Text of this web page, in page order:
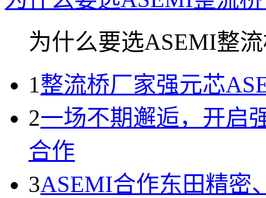
为什么要选ASEMI整
1整流桥厂家强元芯
2一场不期邂逅，开启
合作
3ASEMI合作东田精密